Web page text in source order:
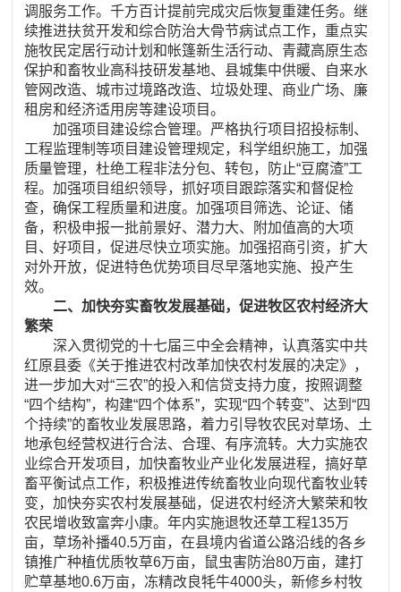
调服务工作。千方百计提前完成灾后恢复重建任务。继
续推进扶贫开发和综合防治大骨节病试点工作，重点实
施牧民定居行动计划和帐篷新生活行动、青藏高原生态
保护和畜牧业高科技研发基地、县城集中供暖、自来水
管网改造、城市过境路改造、垃圾处理、商业广场、廉
租房和经济适用房等建设项目。
加强项目建设综合管理。严格执行项目招投标制、
工程监理制等项目建设管理规定，科学组织施工，加强
质量管理，杜绝工程非法分包、转包，防止“豆腐渣”工
程。加强项目组织领导，抓好项目跟踪落实和督促检
查，确保工程质量和进度。加强项目筛选、论证、储
备，积极申报一批前景好、潜力大、附加值高的大项
目、好项目，促进尽快立项实施。加强招商引资，扩大
对外开放，促进特色优势项目尽早落地实施、投产生
效。
二、加快夯实畜牧发展基础，促进牧区农村经济大
繁荣
深入贯彻党的十七届三中全会精神，认真落实中共
红原县委《关于推进农村改革加快农村发展的决定》，
进一步加大对“三农”的投入和信贷支持力度，按照调整
“四个结构”，构建“四个体系”，实现“四个转变”、达到“四
个持续”的畜牧业发展思路，着力引导牧农民对草场、土
地承包经营权进行合法、合理、有序流转。大力实施农
业综合开发项目，加快畜牧业产业化发展进程，搞好草
畜平衡试点工作，积极推进传统畜牧业向现代畜牧业转
变，加快夯实农村发展基础，促进农村经济大繁荣和牧
农民增收致富奔小康。年内实施退牧还草工程135万
亩，草场补播40.5万亩，在县境内省道公路沿线的各乡
镇推广种植优质牧草6万亩，鼠虫害防治80万亩，建打
贮草基地0.6万亩，冻精改良牦牛4000头，新修乡村牧